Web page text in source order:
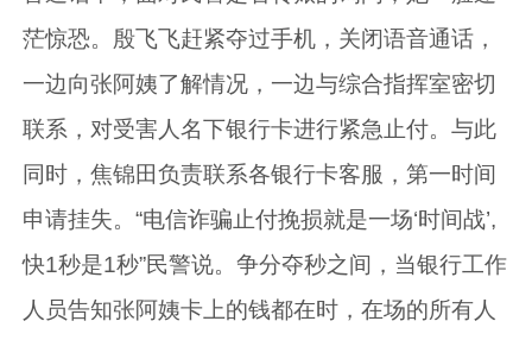
茫惊恐。殷飞飞赶紧夺过手机，关闭语音通话，
一边向张阿姨了解情况，一边与综合指挥室密切
联系，对受害人名下银行卡进行紧急止付。与此
同时，焦锦田负责联系各银行卡客服，第一时间
申请挂失。“电信诈骗止付挽损就是一场‘时间战’,
快1秒是1秒”民警说。争分夺秒之间，当银行工作
人员告知张阿姨卡上的钱都在时，在场的所有人